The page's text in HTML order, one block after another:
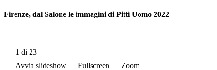
Firenze, dal Salone le immagini di Pitti Uomo 2022
1 di 23
Avvia slideshow
Fullscreen Zoom